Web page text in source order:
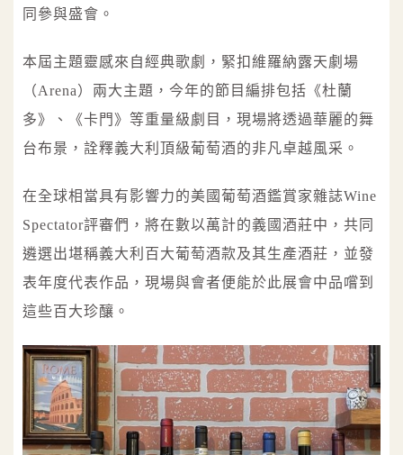
同參與盛會。
本屆主題靈感來自經典歌劇，緊扣維羅納露天劇場
（Arena）兩大主題，今年的節目編排包括《杜蘭
多》、《卡門》等重量級劇目，現場將透過華麗的舞
台布景，詮釋義大利頂級葡萄酒的非凡卓越風采。
在全球相當具有影響力的美國葡萄酒鑑賞家雜誌Wine
Spectator評審們，將在數以萬計的義國酒莊中，共同
遴選出堪稱義大利百大葡萄酒款及其生產酒莊，並發
表年度代表作品，現場與會者便能於此展會中品嚐到
這些百大珍釀。